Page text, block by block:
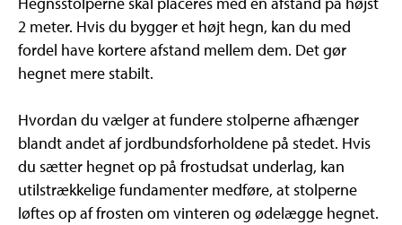
2 meter. Hvis du bygger et højt hegn, kan du med
fordel have kortere afstand mellem dem. Det gør
hegnet mere stabilt.
Hvordan du vælger at fundere stolperne afhænger
blandt andet af jordbundsforholdene på stedet. Hvis
du sætter hegnet op på frostudsat underlag, kan
utilstrækkelige fundamenter medføre, at stolperne
løftes op af frosten om vinteren og ødelægge hegnet.